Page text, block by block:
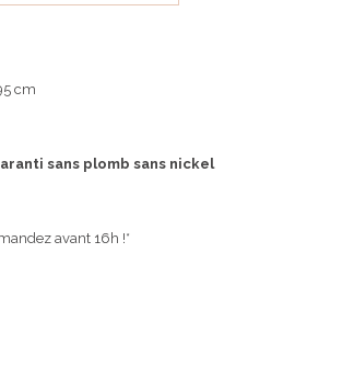
cm
sans plomb sans nickel
avant 16h !*